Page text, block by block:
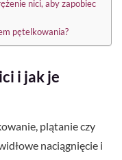
nici, aby zapobiec
pętelkowania?
i jak je
plątanie czy
naciągnięcie i